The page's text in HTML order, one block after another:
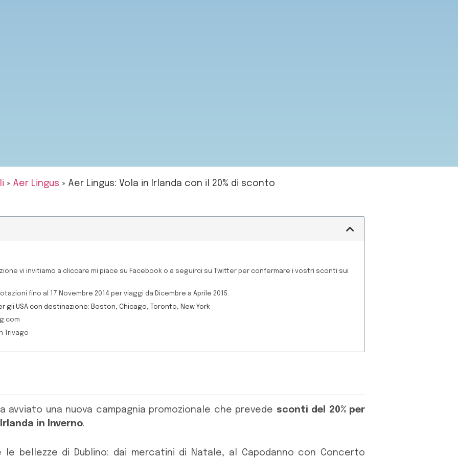
» Aer Lingus » Aer Lingus: Vola in Irlanda con il 20% di sconto
vi invitiamo a cliccare mi piace su Facebook o a seguirci su Twitter per confermare i vostri sconti sui
fino al 17 Novembre 2014 per viaggi da Dicembre a Aprile 2015.
USA con destinazione: Boston, Chicago, Toronto, New York
Trivago
avviato una nuova campagnia promozionale che prevede sconti del 20% per
in Inverno.
bellezze di Dublino: dai mercatini di Natale, al Capodanno con Concerto